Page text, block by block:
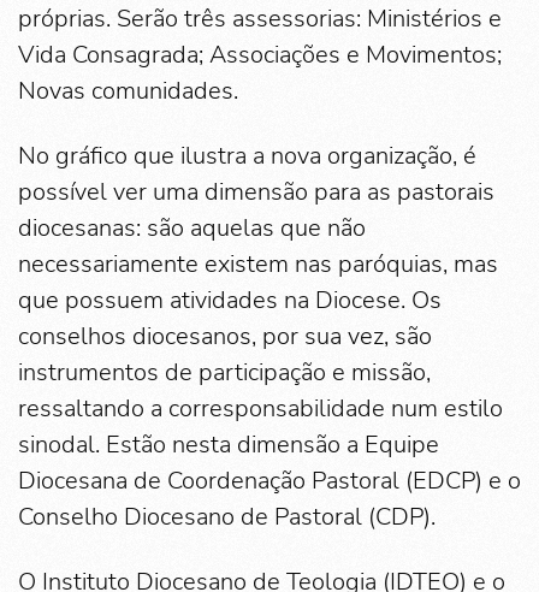
próprias. Serão três assessorias: Ministérios e
Vida Consagrada; Associações e Movimentos;
Novas comunidades.
No gráfico que ilustra a nova organização, é
possível ver uma dimensão para as pastorais
diocesanas: são aquelas que não
necessariamente existem nas paróquias, mas
que possuem atividades na Diocese. Os
conselhos diocesanos, por sua vez, são
instrumentos de participação e missão,
ressaltando a corresponsabilidade num estilo
sinodal. Estão nesta dimensão a Equipe
Diocesana de Coordenação Pastoral (EDCP) e o
Conselho Diocesano de Pastoral (CDP).
O Instituto Diocesano de Teologia (IDTEO) e o